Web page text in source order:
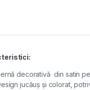
decorativă din satin
jucăuș și colorat,